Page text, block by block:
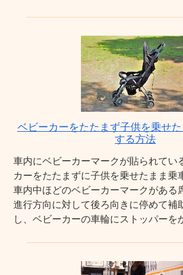
ベビーカーをたたまず子供を乗せ
する方法
車内にベビーカーマークが貼られてい
カーをたたまずに子供を乗せたまま乗
車内中ほどのベビーカーマークがある
進行方向に対して後ろ向きに停めて補
し、ベビーカーの車輪にストッパーを